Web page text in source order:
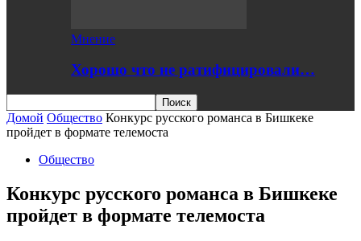
Мнение
Хорошо что не ратифицировали…
Домой Общество Конкурс русского романса в Бишкеке
пройдет в формате телемоста
Общество
Конкурс русского романса в Бишкеке
пройдет в формате телемоста